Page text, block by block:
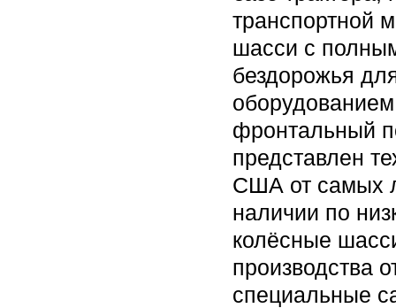
транспортной
шасси с
бездорожья
фронтальный
представлен
США от самых
наличии по
колёсные
производства
специальные